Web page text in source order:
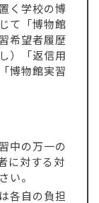
く学校の博
て「博物館
希望者履歴
）「返信用
博物館実習
中の万一の
に対する対
い。
各自の負担